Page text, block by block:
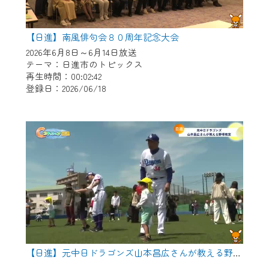
【日進】南風俳句会８０周年記念大会
2026年6月8日～6月14日放送
テーマ：日進市のトピックス
再生時間：00:02:42
登録日：2026/06/18
【日進】元中日ドラゴンズ山本昌広さんが教える野球教室